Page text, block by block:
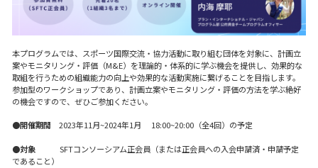
本プログラムでは、スポーツ国際交流・協力活動に取り組む団体を対象に、計画立
案やモニタリング・評価（M&E）を理論的・体系的に学ぶ機会を提供し、効果的な
取組を行うための組織能力の向上や効果的な活動実施に繋げることを目指します。
参加型のワークショップであり、計画立案やモニタリング・評価の方法を学ぶ絶好
の機会ですので、ぜひご参加ください。
●開催期間 2023年11月~2024年1月 18:00~20:00（全4回）の予定
●対象SFTコンソーシアム正会員（または正会員への入会申請済・申請予定
であること）